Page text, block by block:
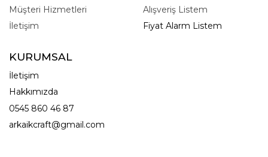
Müşteri Hizmetleri
İletişim
Alışveriş Listem
Fiyat Alarm Listem
KURUMSAL
İletişim
Hakkımızda
0545 860 46 87
arkaikcraft@gmail.com